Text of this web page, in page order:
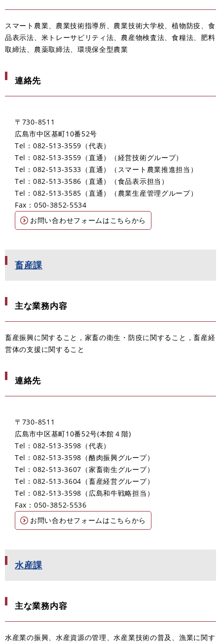
スマート農業、農業技術指導所、農業技術大学校、植物防疫、食
品表示法、米トレーサビリティ法、農産物検査法、食糧法、肥料
取締法、農薬取締法、環境保全型農業
連絡先
〒730-8511
広島市中区基町10番52号
Tel：082-513-3559
代表
Tel：082-513-3559（直通）
経営技術グループ
Tel：082-513-3533（直通）
スマート農業推進担当
Tel：082-513-3586（直通）
食品表示担当
Tel：082-513-3585（直通）
農業生産管理グループ
Fax：050-3852-5534
お問い合わせフォームはこちらから
畜産課
主な業務内容
畜産振興に関すること，家畜の衛生・防疫に関すること，畜産経
営体の支援に関すること
連絡先
〒730-8511
広島市中区基町10番52号(本館４階)
Tel：082-513-3598
代表
Tel：082-513-3598
酪肉振興グループ
Tel：082-513-3607
家畜衛生グループ
Tel：082-513-3604
畜産経営グループ
Tel：082-513-3598
広島和牛戦略担当
Fax：050-3852-5536
お問い合わせフォームはこちらから
水産課
主な業務内容
水産業の振興、水産資源の管理、水産業技術の普及、漁業に関す